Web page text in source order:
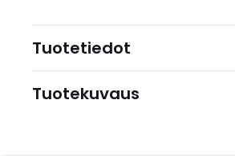
Tuotetiedot
Tuotekuvaus